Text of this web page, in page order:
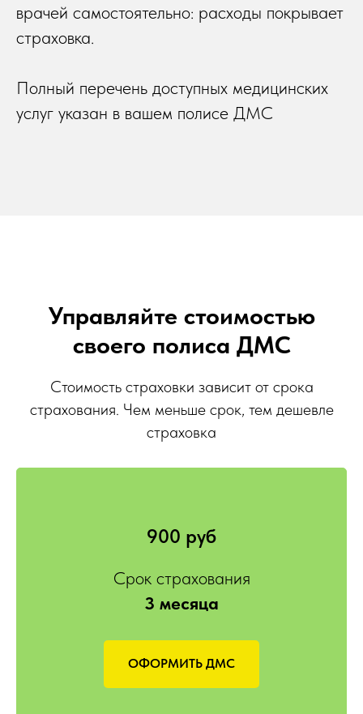
врачей самостоятельно: расходы покрывает
страховка.
Полный перечень доступных медицинских
услуг указан в вашем полисе ДМС
Управляйте стоимостью
своего полиса ДМС
Стоимость страховки зависит от срока
страхования. Чем меньше срок, тем дешевле
страховка
900 руб
Срок страхования
3 месяца
ОФОРМИТЬ ДМС